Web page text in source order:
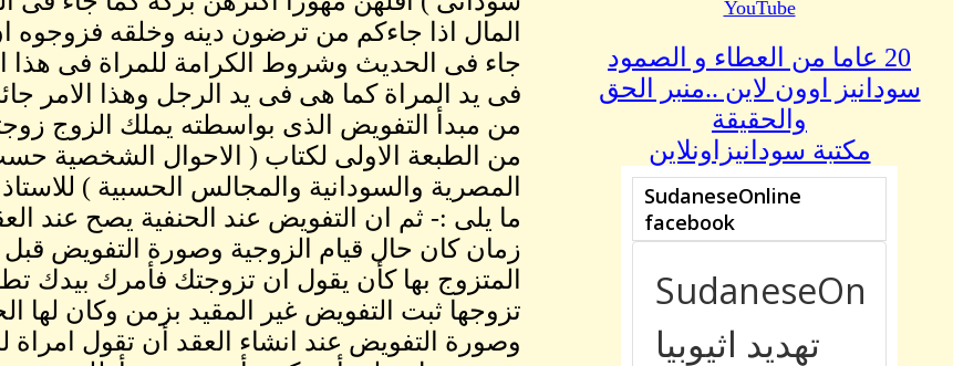
YouTube
20 عاما من العطاء و الصمود
سودانيز اوون لاين ..منبر الحق
والحقيقة
مكتبة سودانيزاونلاين
المال اذا جاءكم من ترضون دينه وخلقه فزوجوه
فى يد المراة كما هى فى يد الرجل وهذا الامر
من الطبعة الاولى لكتاب ( الاحوال الشخصية
المصرية والسودانية والمجالس الحسبية )
ما يلى :- ثم ان التفويض عند الحنفية يصح عند
زمان كان حال قيام الزوجية وصورة التفويض
المتزوج بها كأن يقول ان تزوجتك فأمرك بيدك
تزوجها ثبت التفويض غير المقيد بزمن وكان
وصورة التفويض عند انشاء العقد أن تقول